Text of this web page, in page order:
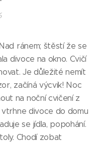
ránem; štěstí že se
divoce na okno. Cvičí
Je důležité nemít
začíná výcvik! Noc
na noční cvičení z
divoce do domu
se jídla, popohání.
Chodí zobat